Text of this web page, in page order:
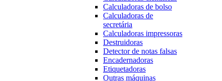
Calculadoras de bolso
Calculadoras de
secretária
Calculadoras impressoras
Destruidoras
Detector de notas falsas
Encadernadoras
Etiquetadoras
Outras máquinas